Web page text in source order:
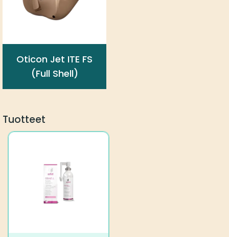
Oticon Jet ITE FS
(Full Shell)
Tuotteet